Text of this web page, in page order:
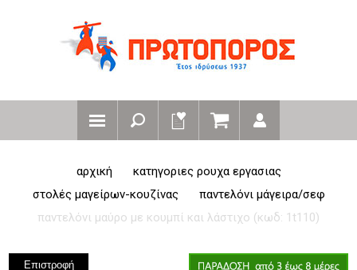
αρχική
κατηγοριες ρουχα εργασιας
στολές μαγείρων-κουζίνας
παντελόνι μάγειρα/σεφ
παντελόνι μαύρο με κουμπί και λάστιχο (κωδ: 1t110)
Επιστροφή